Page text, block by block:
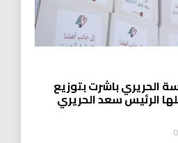
الحريري باشرت بتوزيع
الرئيس سعد الحريري